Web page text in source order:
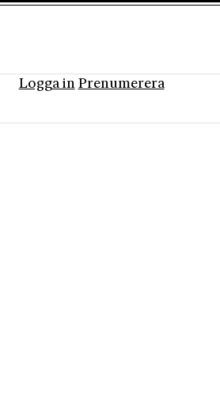
Logga in Prenumerera